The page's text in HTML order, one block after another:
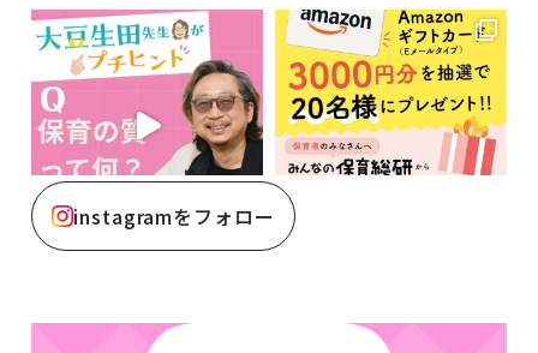
instagramをフォロー